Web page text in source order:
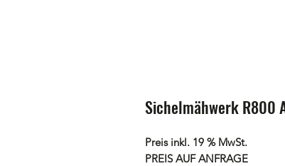
Sichelmähwerk R800
Preis inkl. 19 % MwSt.
PREIS AUF ANFRAGE